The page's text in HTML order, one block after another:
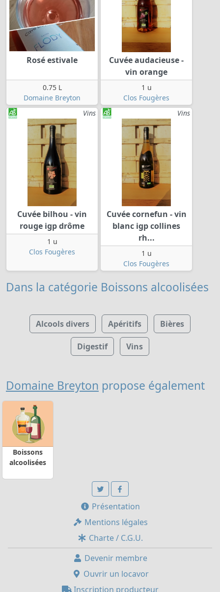
Rosé estivale
0.75 L
Domaine Breyton
Cuvée audacieuse -
vin orange
1 u
Clos Fougères
Vins
Cuvée bilhou - vin
rouge igp drôme
1 u
Clos Fougères
Vins
Cuvée cornefun - vin
blanc igp collines
rh...
1 u
Clos Fougères
Dans la catégorie Boissons alcoolisées
Alcools divers Apéritifs Bières
Digestif Vins
Domaine Breyton propose également
Boissons
alcoolisées
Présentation
Mentions légales
Charte / C.G.U.
Devenir membre
Ouvrir un locavor
Inscription producteur